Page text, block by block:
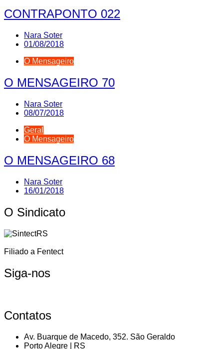
CONTRAPONTO 022
Nara Soter
01/08/2018
O Mensageiro
O MENSAGEIRO 70
Nara Soter
08/07/2018
Geral
O Mensageiro
O MENSAGEIRO 68
Nara Soter
16/01/2018
O Sindicato
Filiado a Fentect
Siga-nos
Contatos
Av. Buarque de Macedo, 352. São Geraldo
Porto Alegre | RS